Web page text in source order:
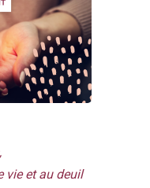
vie et au deuil